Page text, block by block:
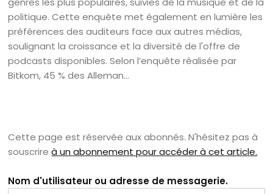
politique. Cette enquête met également en lumière les
préférences des auditeurs face aux autres médias,
soulignant la croissance et la diversité de l'offre de
podcasts disponibles. Selon l’enquête réalisée par
Bitkom, 45 % des Alleman...
Cette page est réservée aux abonnés. N'hésitez pas à
souscrireà un abonnement pour accéder à cet article.
Nom d'utilisateur ou adresse de messagerie.